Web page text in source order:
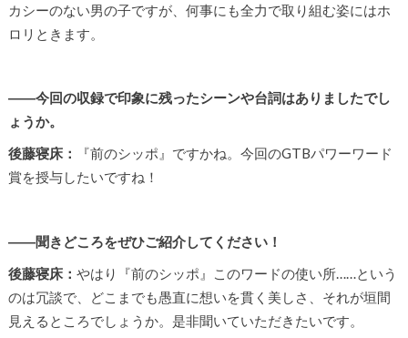
カシーのない男の子ですが、何事にも全力で取り組む姿にはホ
ロリときます。
――今回の収録で印象に残ったシーンや台詞はありましたでし
ょうか。
後藤寝床：
『前のシッポ』ですかね。今回のGTBパワーワード
賞を授与したいですね！
――聞きどころをぜひご紹介してください！
後藤寝床： やはり『前のシッポ』このワードの使い所……という
のは冗談で、どこまでも愚直に想いを貫く美しさ、それが垣間
見えるところでしょうか。是非聞いていただきたいです。